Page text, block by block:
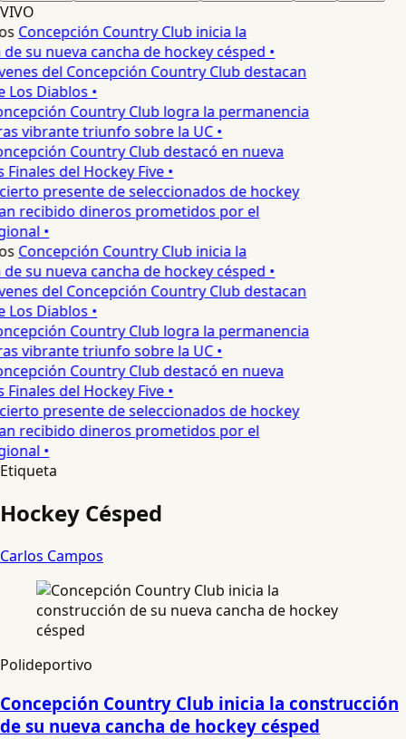
VIVO
Concepción Country Club inicia la
su nueva cancha de hockey césped •
del Concepción Country Club destacan
Diablos •
Country Club logra la permanencia
vibrante triunfo sobre la UC •
Country Club destacó en nueva
del Hockey Five •
presente de seleccionados de hockey
recibido dineros prometidos por el
•
Concepción Country Club inicia la
su nueva cancha de hockey césped •
del Concepción Country Club destacan
Diablos •
Country Club logra la permanencia
vibrante triunfo sobre la UC •
Country Club destacó en nueva
del Hockey Five •
presente de seleccionados de hockey
recibido dineros prometidos por el
•
Etiqueta
Hockey Césped
Carlos Campos
Polideportivo
Concepción Country Club inicia la construcción
de su nueva cancha de hockey césped